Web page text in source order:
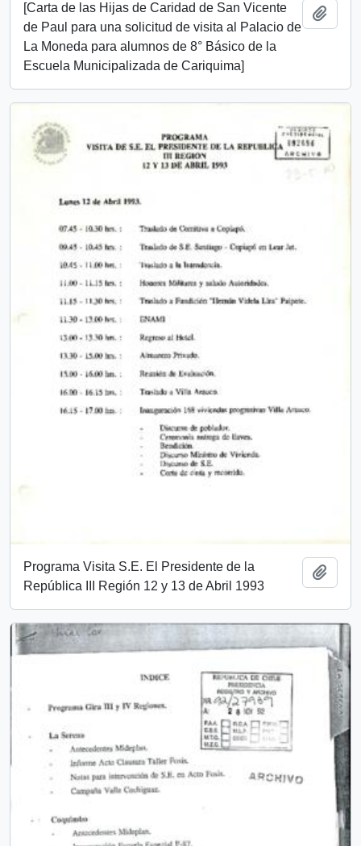
[Carta de las Hijas de Caridad de San Vicente
de Paul para una solicitud de visita al Palacio de
La Moneda para alumnos de 8° Básico de la
Escuela Municipalizada de Cariquima]
Programa Visita S.E. El Presidente de la
República III Región 12 y 13 de Abril 1993